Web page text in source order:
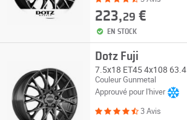
223,29 €
EN STOCK
Dotz Fuji
7.5x18 ET45 4x108 63.4
Couleur Gunmetal
Approuvé pour l'hiver
3 Avis